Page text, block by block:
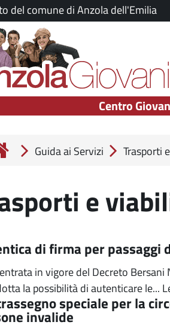
del comune di Anzola dell'Emilia
Centro
Guida ai Servizi Trasporti
e
di firma per passaggi
in vigore del Decreto
la possibilità di autenticare le...
speciale per la
invalide